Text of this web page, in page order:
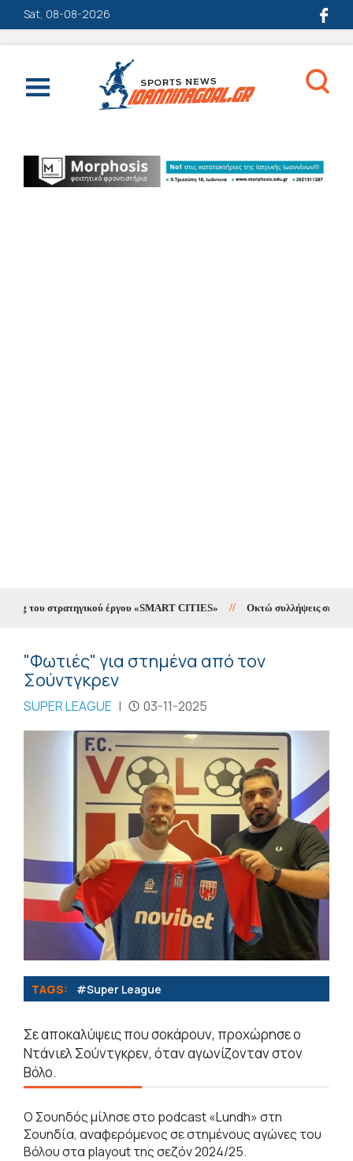
Sat, 08-08-2026
του στρατηγικού έργου «SMART CITIES» // Οκτώ συλλήψεις σε δέκα
"Φωτιές" για στημένα από τον
Σούντγκρεν
SUPER LEAGUE | 03-11-2025
TAGS: #Super League
Σε αποκαλύψεις που σοκάρουν, προχώρησε ο
Ντάνιελ Σούντγκρεν, όταν αγωνίζονταν στον
Βόλο.
Ο Σουηδός μίλησε στο podcast «Lundh» στη
Σουηδία, αναφερόμενος σε στημένους αγώνες του
Βόλου στα playout της σεζόν 2024/25.